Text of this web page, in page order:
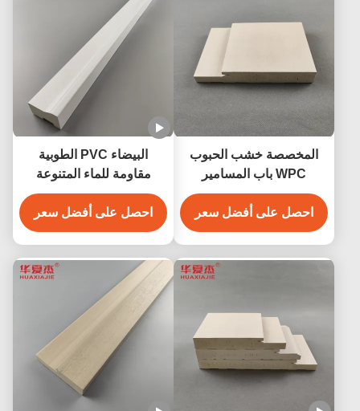
المخصصة خشب الحبوب
WPC باب المسامير
217mm مضاد للتآكل مقاوم
للتلاشي
احصل على أفضل سعر
البيضاء PVC الطوبية
مقاومة للماء المتنوعة
الملف الشخصي للاحتياجات
البناء
احصل على أفضل سعر